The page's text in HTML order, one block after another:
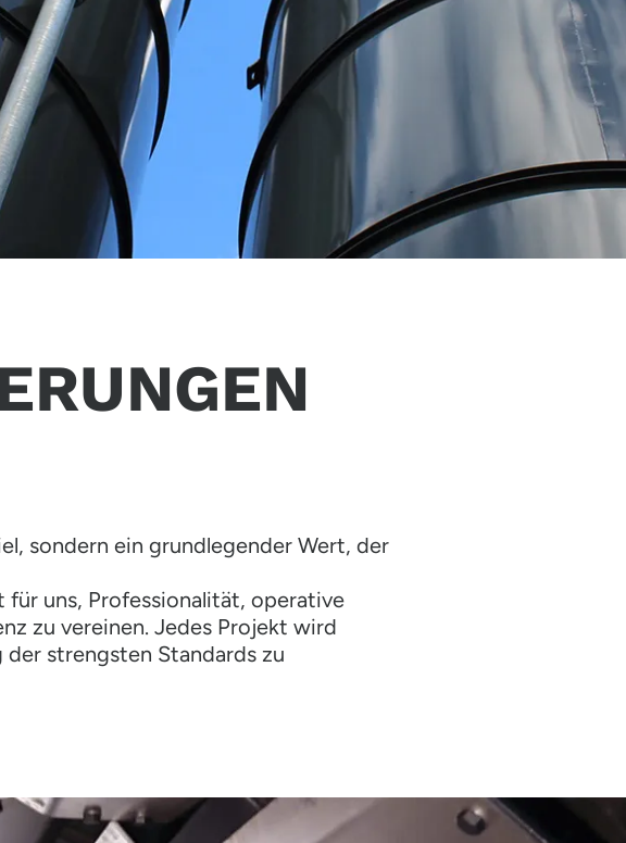
sondern ein grundlegender Wert, der
für uns, Professionalität, operative
zu vereinen. Jedes Projekt wird
strengsten Standards zu